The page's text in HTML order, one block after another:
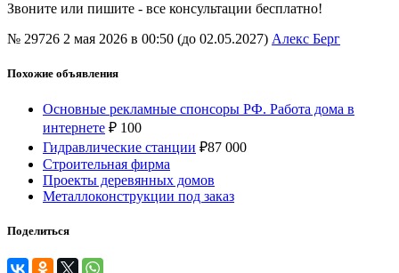
Звоните или пишите - все консультации бесплатно!
№ 29726 2 мая 2026 в 00:50 (до 02.05.2027) Алекс Берг
Похожие объявления
Основные рекламные спонсоры РФ. Работа дома в
интернете ₽ 100
Гидравлические станции ₽87 000
Строительная фирма
Проекты деревянных домов
Металлоконструкции под заказ
Поделиться